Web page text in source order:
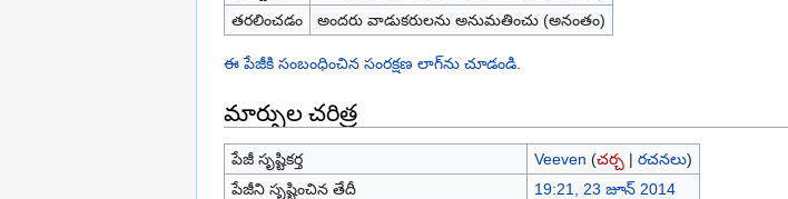
తరలించడం
అందరు వాడుకరులను అనుమతించు (అనంతం)
ఈ పేజీకి సంబంధించిన సంరక్షణ లాగ్‌ను చూడండి.
మార్పుల చరిత్ర
పేజీ సృష్టికర్త Veeven (చర్చ | రచనలు)
పేజీని సృష్టించిన తేదీ
19:21, 23 జూన్ 2014